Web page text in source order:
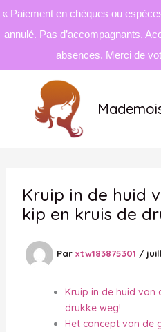
« Paiement en chèques ou
annulé. Pas d’accompagnants.
absences. Merci de
contenu
Kruip in de huid
kip en kruis de
Par xtw183875301 /
Kruip in de huid van
drukke weg!
Het concept van de